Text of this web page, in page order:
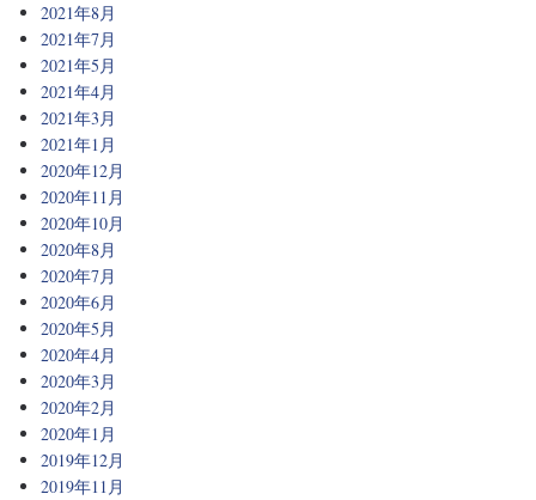
2021年8月
2021年7月
2021年5月
2021年4月
2021年3月
2021年1月
2020年12月
2020年11月
2020年10月
2020年8月
2020年7月
2020年6月
2020年5月
2020年4月
2020年3月
2020年2月
2020年1月
2019年12月
2019年11月